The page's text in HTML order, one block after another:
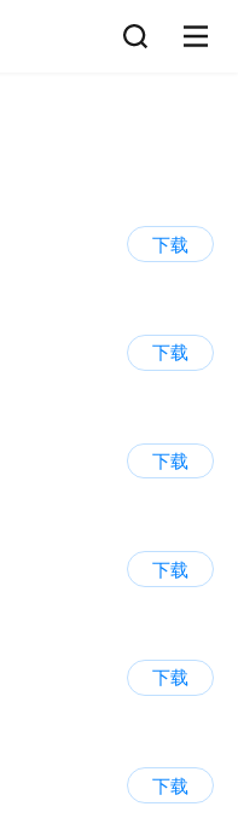
下载
下载
下载
下载
下载
下载